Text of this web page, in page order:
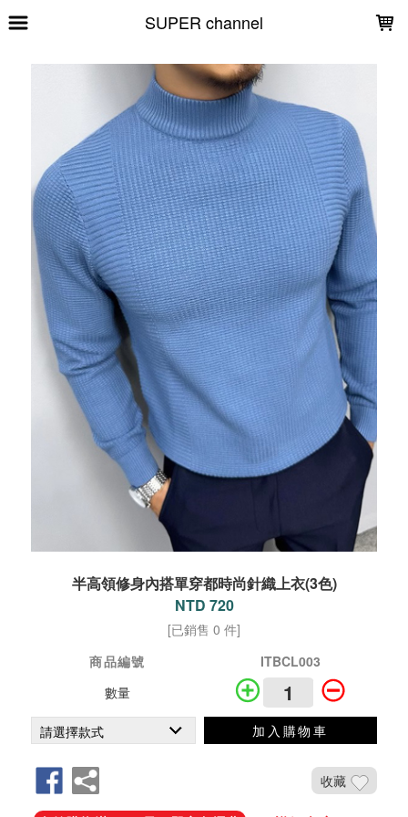
SUPER channel
半高領修身內搭單穿都時尚針織上衣(3色)
NTD 720
[已銷售 0 件]
商品編號
ITBCL003
數量
加入購物車
收藏